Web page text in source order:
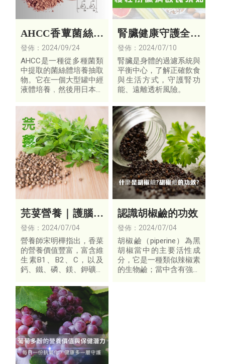
AHCC香蕈菌絲體
發酵萃取物
發佈：2024/09/24
AHCC是一種從多種菌類
中提取的菌絲體培養抽取
物。它在一個大型罐中經
液體培養﹐然後用日本革
而成。AHCC含有多種菌
類營養素，它從1986被
研製開發以來﹐已經被發
現對許多的疾病治療
腎臟健康守護全攻
略：從飲食調整開
始延緩腎功能退化
發佈：2024/07/10
腎臟是身體的過濾系統與
平衡中心，了解正確飲食
與生活方式，守護腎功
能、遠離透析風險。
芫荽營養｜護腦降
血壓6好處全株可
食用
發佈：2024/07/04
營養師宋明樺指出，香菜
的營養價值豐富，富含維
生素B1、B2、C，以及
鈣、鐵、磷、鎂、鉀礦物
子、梨子及蘋果，更比蕃
茄多3倍；胡蘿蔔素也比
蕃茄、菜豆、黃瓜高出1
0倍以上。
認識胡椒鹼的功效
發佈：2024/07/04
胡椒鹼（piperine）為黑
胡椒當中的主要活性成
分，它是一種類似辣椒素
的生物鹼；當中含有強大